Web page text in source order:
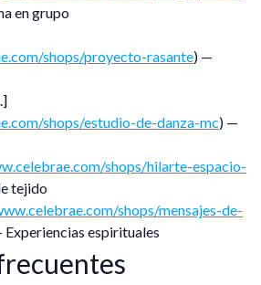
en grupo
shops/proyecto-rasante) —
shops/estudio-de-danza-mc) —
shops/hilarte-espacio-
tejido
shops/mensajes-de-
Experiencias espirituales